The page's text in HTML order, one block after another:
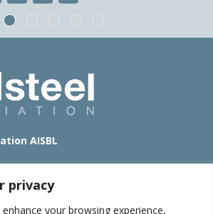
privacy
your browsing experience,
AISBL
steel@worldsteel.org